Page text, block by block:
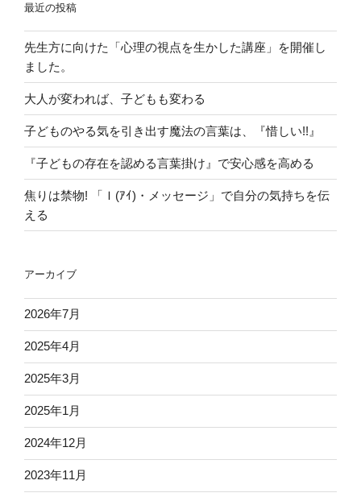
最近の投稿
先生方に向けた「心理の視点を生かした講座」を開催し
ました。
大人が変われば、子どもも変わる
子どものやる気を引き出す魔法の言葉は、『惜しい!!』
『子どもの存在を認める言葉掛け』で安心感を高める
焦りは禁物! 「Ｉ(ｱｲ)・メッセージ」で自分の気持ちを伝
える
アーカイブ
2026年7月
2025年4月
2025年3月
2025年1月
2024年12月
2023年11月